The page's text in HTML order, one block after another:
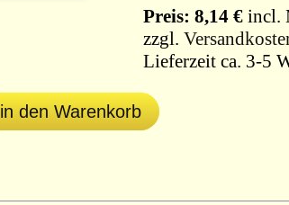
Preis: 8,14 € incl.
zzgl.
Lieferzeit ca. 3-5
in den Warenkorb